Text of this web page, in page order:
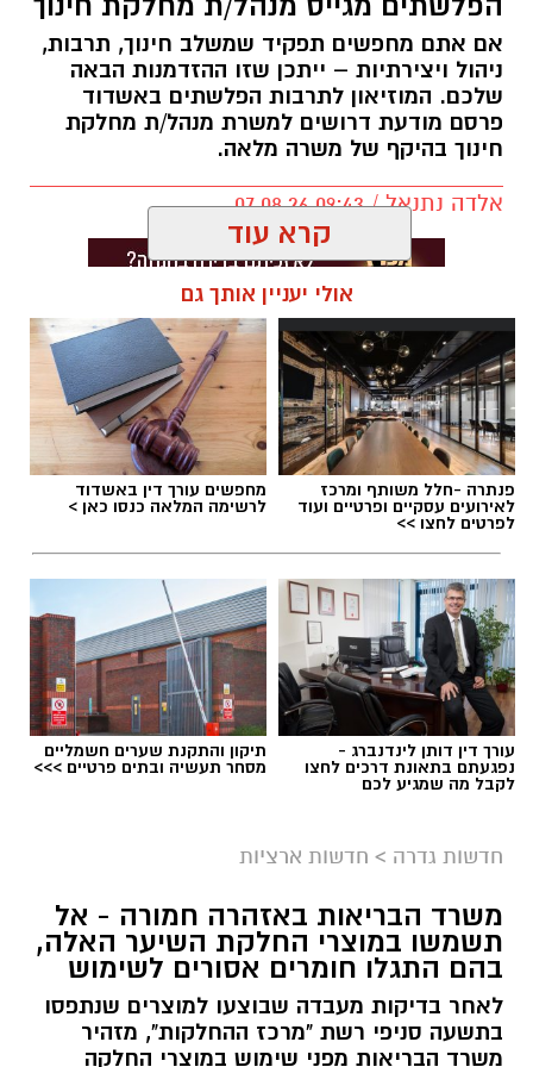
אם אתם מחפשים תפקיד שמשלב חינוך, תרבות,
ניהול ויצירתיות – ייתכן שזו ההזדמנות הבאה
שלכם. המוזיאון לתרבות הפלשתים באשדוד
פרסם מודעת דרושים למשרת מנהל/ת מחלקת
חינוך בהיקף של משרה מלאה.
אלדה נתנאל / 09:43 07.08.26
תגים:דרושים באשדוד
גיוס
במסגרת התפקיד יידרש המועמד להוביל את תחום
מקצועי, לפתח תוכניות חינוכיות, ליצור אירועי תוכן
ופרויקטים ייחודיים ולעבוד מול קהלים מגוונים, תוך
חיבור בין עולם התרבות, החינוך והקהילה.
בין דרישות התפקיד:
קרא עוד
אולי יעניין אותך גם
פנתרה -חלל משותף ומרכז
לאירועים עסקיים ופרטיים ועוד
לפרטים לחצו >>
מחפשים עורך דין באשדוד
לרשימה המלאה כנסו כאן >
עורך דין דותן לינדנברג -
נפגעתם בתאונת דרכים לחצו
לקבל מה שמגיע לכם
תיקון והתקנת שערים חשמליים
מסחר תעשיה ובתים פרטיים >>>
חדשות גדרה > חדשות ארציות
משרד הבריאות באזהרה חמורה - אל
תשמשו במוצרי החלקת השיער האלה,
בהם התגלו חומרים אסורים לשימוש
לאחר בדיקות מעבדה שבוצעו למוצרים שנתפסו
בתשעה סניפי רשת "מרכז ההחלקות", מזהיר
משרד הבריאות מפני שימוש במוצרי החלקה